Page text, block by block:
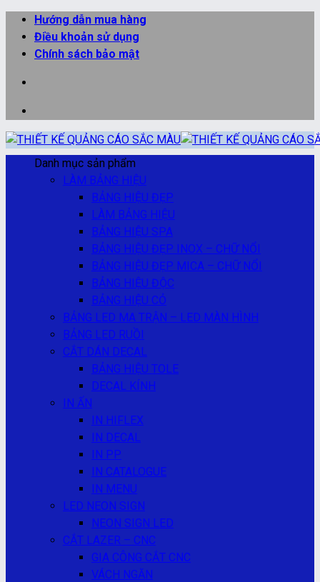
qua
Hướng dẫn mua hàng
Điều khoản sử dụng
Chính sách bảo mật
Danh mục sản phẩm
LÀM BẢNG HIỆU
BẢNG HIỆU ĐẸP
LÀM BẢNG HIỆU
BẢNG HIỆU SPA
BẢNG HIỆU ĐẸP INOX – CHỮ NỔI
BẢNG HIỆU ĐẸP MICA – CHỮ NỔI
BẢNG HIỆU ĐỘC
BẢNG HIỆU CỎ
BẢNG LED MA TRẬN – LED MÀN HÌNH
BẢNG LED RUỒI
CẮT DÁN DECAL
BẢNG HIỆU TOLE
DECAL KÍNH
IN ẤN
IN HIFLEX
IN DECAL
IN PP
IN CATALOGUE
IN MENU
LED NEON SIGN
NEON SIGN LED
CẮT LAZER – CNC
GIA CÔNG CẮT CNC
VÁCH NGĂN